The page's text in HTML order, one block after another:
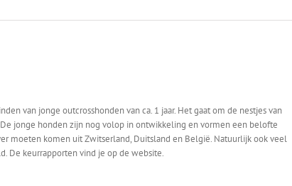
van jonge outcrosshonden van ca. 1 jaar. Het gaat om de nestjes van
jonge honden zijn nog volop in ontwikkeling en vormen een belofte
moeten komen uit Zwitserland, Duitsland en België. Natuurlijk ook veel
De keurrapporten vind je op de website.